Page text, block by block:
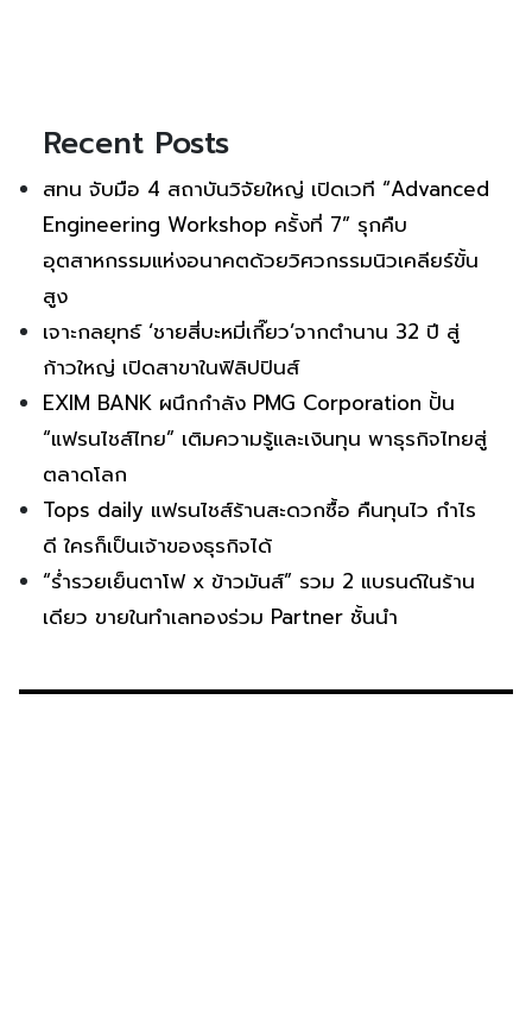
Recent Posts
สทน จับมือ 4 สถาบันวิจัยใหญ่ เปิดเวที “Advanced
Engineering Workshop ครั้งที่ 7” รุกคืบ
อุตสาหกรรมแห่งอนาคตด้วยวิศวกรรมนิวเคลียร์ขั้น
สูง
เจาะกลยุทธ์ ‘ชายสี่บะหมี่เกี๊ยว’จากตำนาน 32 ปี สู่
ก้าวใหญ่ เปิดสาขาในฟิลิปปินส์
EXIM BANK ผนึกกำลัง PMG Corporation ปั้น
“แฟรนไชส์ไทย” เติมความรู้และเงินทุน พาธุรกิจไทยสู่
ตลาดโลก
Tops daily แฟรนไชส์ร้านสะดวกซื้อ คืนทุนไว กำไร
ดี ใครก็เป็นเจ้าของธุรกิจได้
“ร่ำรวยเย็นตาโฟ x ข้าวมันส์” รวม 2 แบรนด์ในร้าน
เดียว ขายในทำเลทองร่วม Partner ชั้นนำ